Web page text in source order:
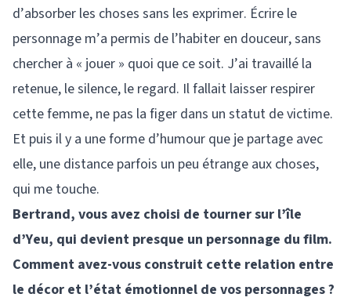
d’absorber les choses sans les exprimer. Écrire le
personnage m’a permis de l’habiter en douceur, sans
chercher à « jouer » quoi que ce soit. J’ai travaillé la
retenue, le silence, le regard. Il fallait laisser respirer
cette femme, ne pas la figer dans un statut de victime.
Et puis il y a une forme d’humour que je partage avec
elle, une distance parfois un peu étrange aux choses,
qui me touche.
Bertrand, vous avez choisi de tourner sur l’île
d’Yeu, qui devient presque un personnage du film.
Comment avez-vous construit cette relation entre
le décor et l’état émotionnel de vos personnages ?